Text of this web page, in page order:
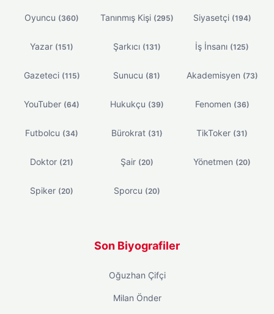
Oyuncu (360) Tanınmış Kişi (295) Siyasetçi (194)
Yazar (151) Şarkıcı (131) İş İnsanı (125)
Gazeteci (115) Sunucu (81) Akademisyen (73)
YouTuber (64) Hukukçu (39) Fenomen (36)
Futbolcu (34) Bürokrat (31) TikToker (31)
Doktor (21) Şair (20) Yönetmen (20)
Spiker (20) Sporcu (20)
Son Biyografiler
Oğuzhan Çifçi
Milan Önder